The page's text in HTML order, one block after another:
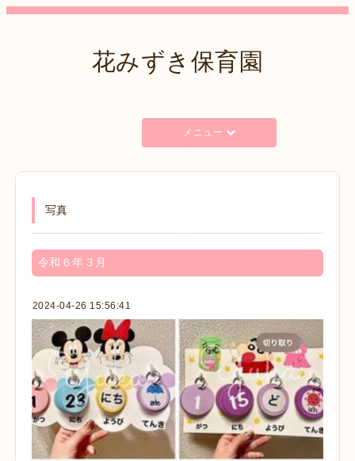
花みずき保育園
メニュー
写真
令和６年３月
2024-04-26 15:56:41